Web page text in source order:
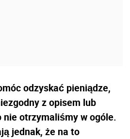
odzyskać pieniądze,
z opisem lub
otrzymaliśmy w ogóle.
jednak, że na to